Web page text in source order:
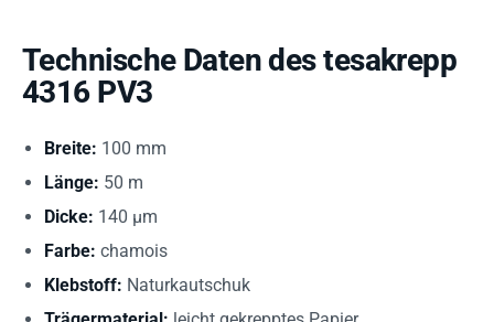
Technische Daten des tesakrepp
4316 PV3
Breite: 100 mm
Länge: 50 m
Dicke: 140 µm
Farbe: chamois
Klebstoff: Naturkautschuk